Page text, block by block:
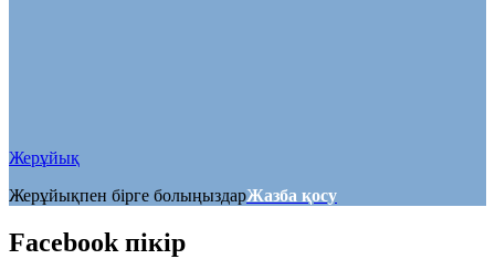
Жерұйық
Жерұйықпен бірге болыңыздарЖазба қосу
Facebook пікір